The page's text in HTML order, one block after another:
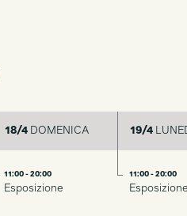
18/4DOMENICA
11:00 - 20:00
Esposizione
19/4
11:00 - 20:00
Esposizione